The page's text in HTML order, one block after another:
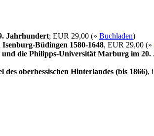
Jahrhundert; EUR 29,00 (» Buchladen)
Büdingen 1580-1648, EUR 29,00 (»
und die Philipps-Universität Marburg im
oberhessischen Hinterlandes (bis 1866),